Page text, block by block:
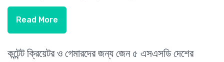
Read More
কন্টেন্ট ক্রিয়েটর ও গেমারদের জন্য জেন ৫ এসএসডি দেশের